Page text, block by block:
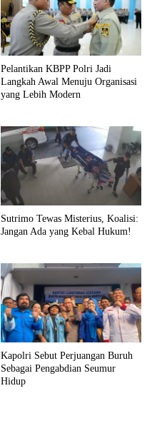
Pelantikan KBPP Polri Jadi
Langkah Awal Menuju Organisasi
yang Lebih Modern
Sutrimo Tewas Misterius, Koalisi:
Jangan Ada yang Kebal Hukum!
Kapolri Sebut Perjuangan Buruh
Sebagai Pengabdian Seumur
Hidup